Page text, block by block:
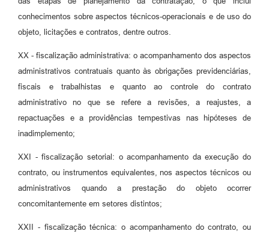
conhecimentos sobre aspectos técnicos-operacionais e de uso do
objeto, licitações e contratos, dentre outros.
XX - fiscalização administrativa: o acompanhamento dos aspectos
administrativos contratuais quanto às obrigações previdenciárias,
fiscais e trabalhistas e quanto ao controle do contrato
administrativo no que se refere a revisões, a reajustes, a
repactuações e a providências tempestivas nas hipóteses de
inadimplemento;
XXI - fiscalização setorial: o acompanhamento da execução do
contrato, ou instrumentos equivalentes, nos aspectos técnicos ou
administrativos quando a prestação do objeto ocorrer
concomitantemente em setores distintos;
XXII - fiscalização técnica: o acompanhamento do contrato, ou